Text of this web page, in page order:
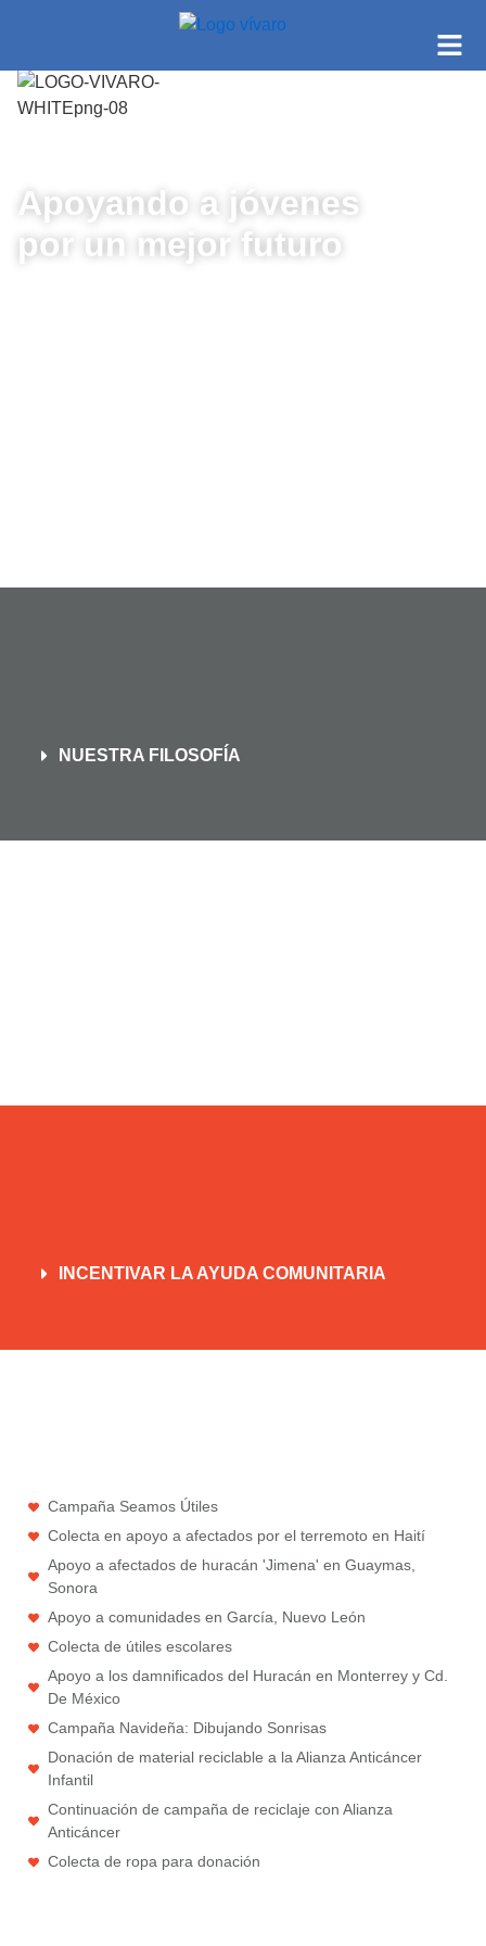
Apoyando a jóvenes
por un mejor futuro
NUESTRA FILOSOFÍA
INCENTIVAR LA AYUDA COMUNITARIA
Campaña Seamos Útiles
Colecta en apoyo a afectados por el terremoto en Haití
Apoyo a afectados de huracán 'Jimena' en Guaymas,
Sonora
Apoyo a comunidades en García, Nuevo León
Colecta de útiles escolares
Apoyo a los damnificados del Huracán en Monterrey y Cd.
De México
Campaña Navideña: Dibujando Sonrisas
Donación de material reciclable a la Alianza Anticáncer
Infantil
Continuación de campaña de reciclaje con Alianza
Anticáncer
Colecta de ropa para donación